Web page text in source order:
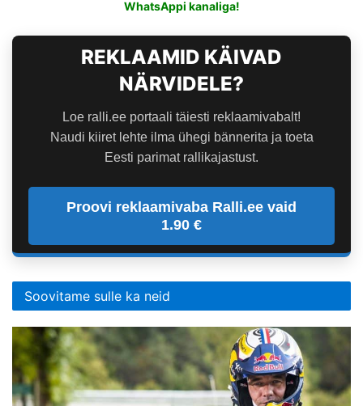
WhatsAppi kanaliga!
REKLAAMID KÄIVAD
NÄRVIDELE?
Loe ralli.ee portaali täiesti reklaamivabalt!
Naudi kiiret lehte ilma ühegi bännerita ja toeta
Eesti parimat rallikajastust.
Proovi reklaamivaba Ralli.ee vaid
1.90 €
Soovitame sulle ka neid